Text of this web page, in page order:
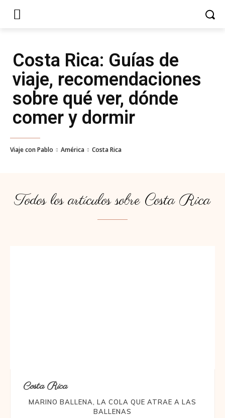
Costa Rica: Guías de
viaje, recomendaciones
sobre qué ver, dónde
comer y dormir
Viaje con Pablo América Costa Rica
Todos los artículos sobre Costa Rica
Costa Rica
MARINO BALLENA, LA COLA QUE ATRAE A LAS
BALLENAS